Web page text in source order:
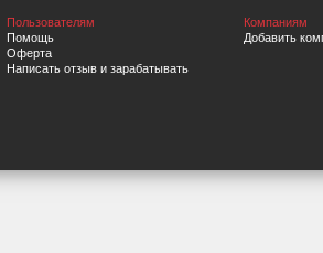
Пользователям
Помощь
Оферта
Написать отзыв и зарабатывать
Компаниям
Добавить